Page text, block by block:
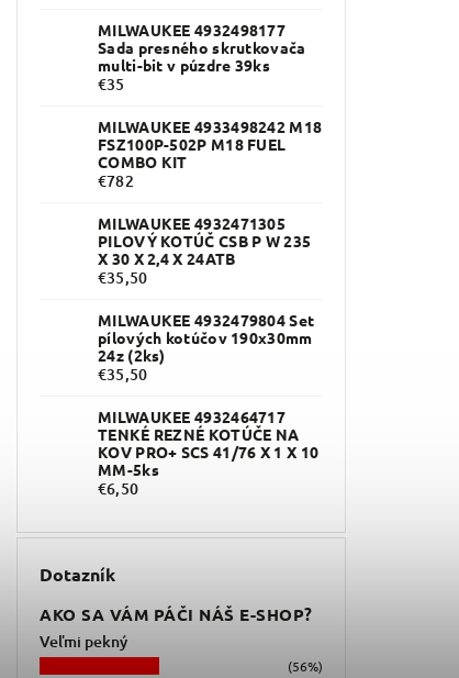
MILWAUKEE 4932498177
Sada presného skrutkovača
multi-bit v púzdre 39ks
€35
MILWAUKEE 4933498242 M18
FSZ100P-502P M18 FUEL
COMBO KIT
€782
MILWAUKEE 4932471305
PILOVÝ KOTÚČ CSB P W 235
X 30 X 2,4 X 24ATB
€35,50
MILWAUKEE 4932479804 Set
pílových kotúčov 190x30mm
24z (2ks)
€35,50
MILWAUKEE 4932464717
TENKÉ REZNÉ KOTÚČE NA
KOV PRO+ SCS 41/76 X 1 X 10
MM-5ks
€6,50
Dotazník
AKO SA VÁM PÁČI NÁŠ E-SHOP?
Veľmi pekný
(56%)